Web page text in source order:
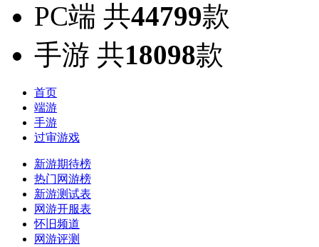
PC端 共44799款
手游 共18098款
首页
端游
手游
过审游戏
新游期待榜
热门网游榜
新游测试表
网游开服表
怀旧频道
网游评测